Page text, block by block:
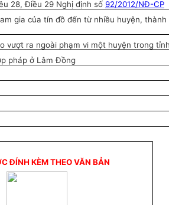
28, Điều 29 Nghị định số 92/2012/NĐ-CP
gia của tín đồ đến từ nhiều huyện,
vượt ra ngoài phạm vi một huyện trong
pháp ở Lâm Đồng
ĐÍNH KÈM THEO VĂN BẢN